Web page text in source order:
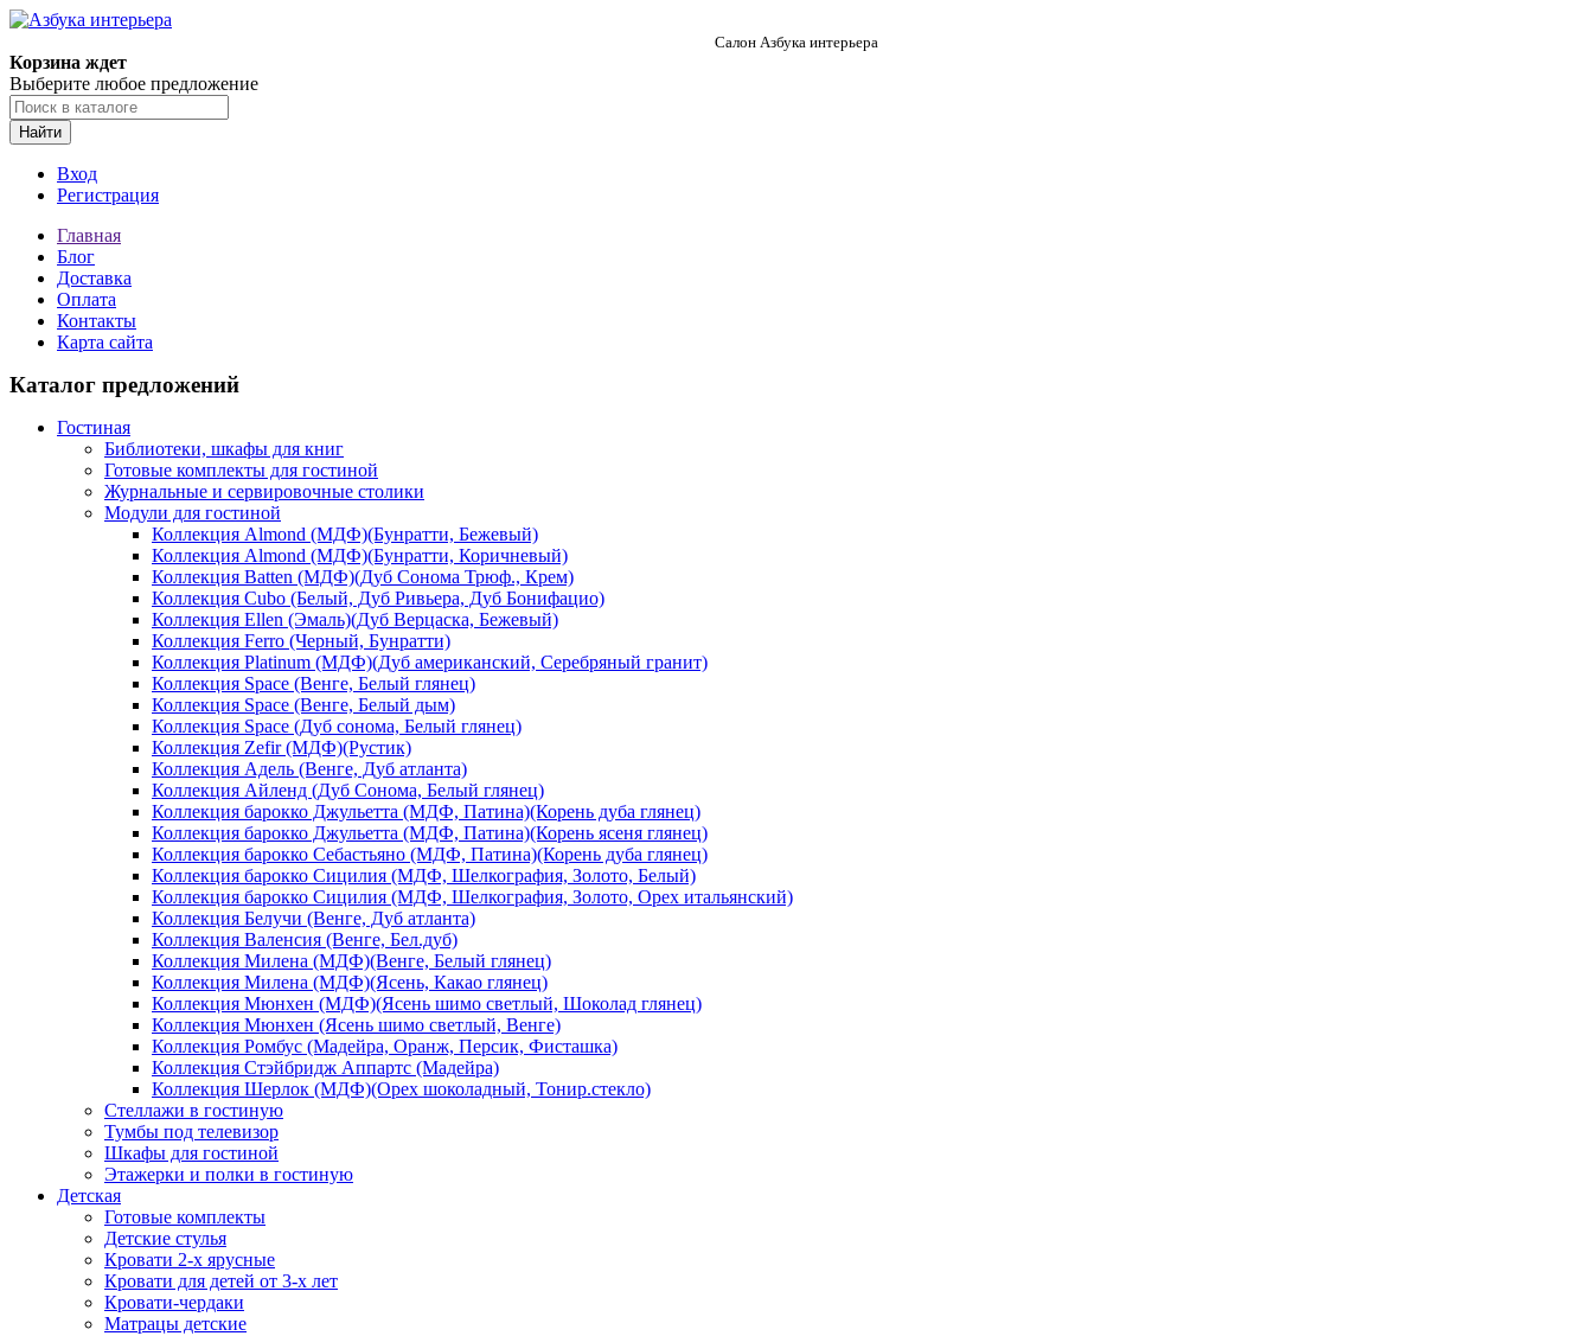
Салон Азбука интерьера
Корзина ждет
Выберите любое предложение
Найти
Вход
Регистрация
Главная
Блог
Доставка
Оплата
Контакты
Карта сайта
Каталог предложений
Гостиная
Библиотеки, шкафы для книг
Готовые комплекты для гостиной
Журнальные и сервировочные столики
Модули для гостиной
Коллекция Almond (МДФ)(Бунратти, Бежевый)
Коллекция Almond (МДФ)(Бунратти, Коричневый)
Коллекция Batten (МДФ)(Дуб Сонома Трюф., Крем)
Коллекция Cubo (Белый, Дуб Ривьера, Дуб Бонифацио)
Коллекция Ellen (Эмаль)(Дуб Верцаска, Бежевый)
Коллекция Ferro (Черный, Бунратти)
Коллекция Platinum (МДФ)(Дуб американский, Серебряный гранит)
Коллекция Space (Венге, Белый глянец)
Коллекция Space (Венге, Белый дым)
Коллекция Space (Дуб сонома, Белый глянец)
Коллекция Zefir (МДФ)(Рустик)
Коллекция Адель (Венге, Дуб атланта)
Коллекция Айленд (Дуб Сонома, Белый глянец)
Коллекция барокко Джульетта (МДФ, Патина)(Корень дуба глянец)
Коллекция барокко Джульетта (МДФ, Патина)(Корень ясеня глянец)
Коллекция барокко Себастьяно (МДФ, Патина)(Корень дуба глянец)
Коллекция барокко Сицилия (МДФ, Шелкография, Золото, Белый)
Коллекция барокко Сицилия (МДФ, Шелкография, Золото, Орех итальянский)
Коллекция Белучи (Венге, Дуб атланта)
Коллекция Валенсия (Венге, Бел.дуб)
Коллекция Милена (МДФ)(Венге, Белый глянец)
Коллекция Милена (МДФ)(Ясень, Какао глянец)
Коллекция Мюнхен (МДФ)(Ясень шимо светлый, Шоколад глянец)
Коллекция Мюнхен (Ясень шимо светлый, Венге)
Коллекция Ромбус (Мадейра, Оранж, Персик, Фисташка)
Коллекция Стэйбридж Аппартс (Мадейра)
Коллекция Шерлок (МДФ)(Орех шоколадный, Тонир.стекло)
Стеллажи в гостиную
Тумбы под телевизор
Шкафы для гостиной
Этажерки и полки в гостиную
Детская
Готовые комплекты
Детские стулья
Кровати 2-х ярусные
Кровати для детей от 3-х лет
Кровати-чердаки
Матрацы детские